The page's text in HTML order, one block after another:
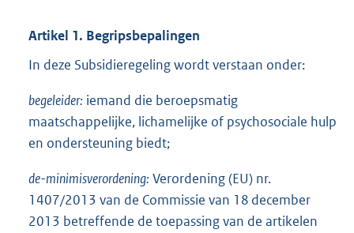
Artikel 1. Begripsbepalingen
In deze Subsidieregeling wordt verstaan onder:
begeleider: iemand die beroepsmatig
maatschappelijke, lichamelijke of psychosociale hulp
en ondersteuning biedt;
de-minimisverordening: Verordening (EU) nr.
1407/2013 van de Commissie van 18 december
2013 betreffende de toepassing van de artikelen